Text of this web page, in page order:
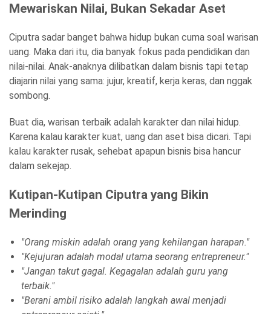
Mewariskan Nilai, Bukan Sekadar Aset
Ciputra sadar banget bahwa hidup bukan cuma soal warisan
uang. Maka dari itu, dia banyak fokus pada pendidikan dan
nilai-nilai. Anak-anaknya dilibatkan dalam bisnis tapi tetap
diajarin nilai yang sama: jujur, kreatif, kerja keras, dan nggak
sombong.
Buat dia, warisan terbaik adalah karakter dan nilai hidup.
Karena kalau karakter kuat, uang dan aset bisa dicari. Tapi
kalau karakter rusak, sehebat apapun bisnis bisa hancur
dalam sekejap.
Kutipan-Kutipan Ciputra yang Bikin
Merinding
"Orang miskin adalah orang yang kehilangan harapan."
"Kejujuran adalah modal utama seorang entrepreneur."
"Jangan takut gagal. Kegagalan adalah guru yang
terbaik."
"Berani ambil risiko adalah langkah awal menjadi